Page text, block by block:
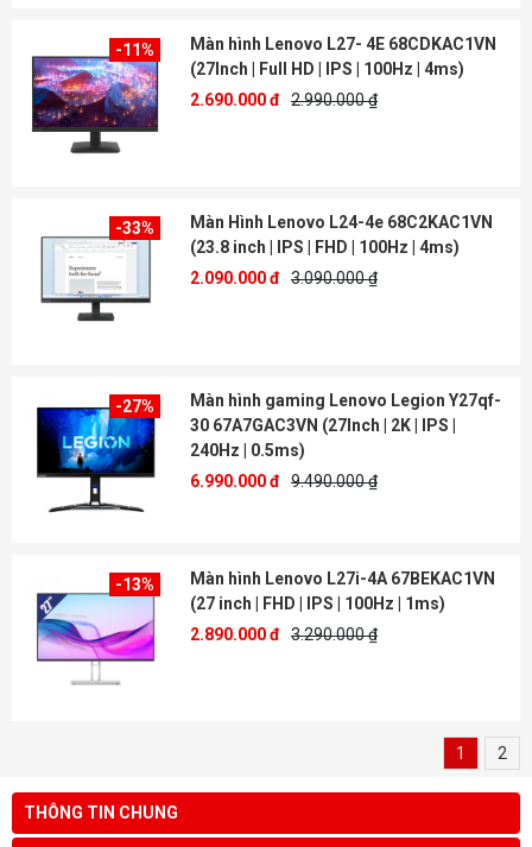
-11%
Màn hình Lenovo L27- 4E 68CDKAC1VN
(27Inch | Full HD | IPS | 100Hz | 4ms)
2.690.000 đ 2.990.000 ₫
-33%
Màn Hình Lenovo L24-4e 68C2KAC1VN
(23.8 inch | IPS | FHD | 100Hz | 4ms)
2.090.000 đ 3.090.000 ₫
-27%
Màn hình gaming Lenovo Legion Y27qf-
30 67A7GAC3VN (27Inch | 2K | IPS |
240Hz | 0.5ms)
6.990.000 đ 9.490.000 ₫
-13%
Màn hình Lenovo L27i-4A 67BEKAC1VN
(27 inch | FHD | IPS | 100Hz | 1ms)
2.890.000 đ 3.290.000 ₫
1 2
THÔNG TIN CHUNG